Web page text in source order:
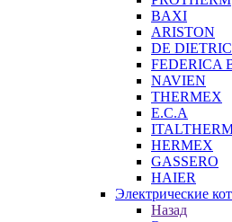
BAXI
ARISTON
DE
FEDERICA
NAVIEN
THERMEX
E.C.A
HERMEX
GASSERO
HAIER
Электрические
Назад